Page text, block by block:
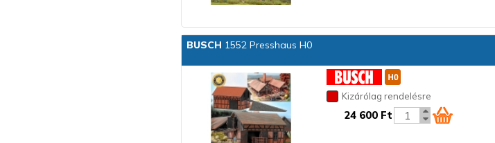
BUSCH 1552 Presshaus H0
Kizárólag rendelésre
24 600 Ft